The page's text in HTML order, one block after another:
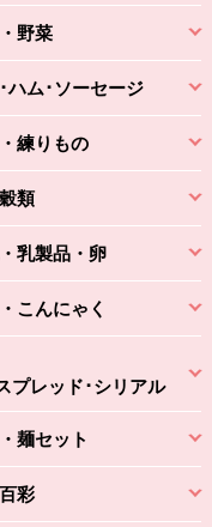
野菜
ハム･ソーセージ
練りもの
類
乳製品・卵
こんにゃく
プレッド･シリアル
麺セット
彩